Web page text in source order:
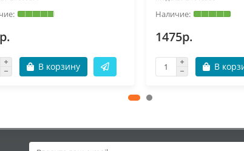
В корзину
1475р.
В